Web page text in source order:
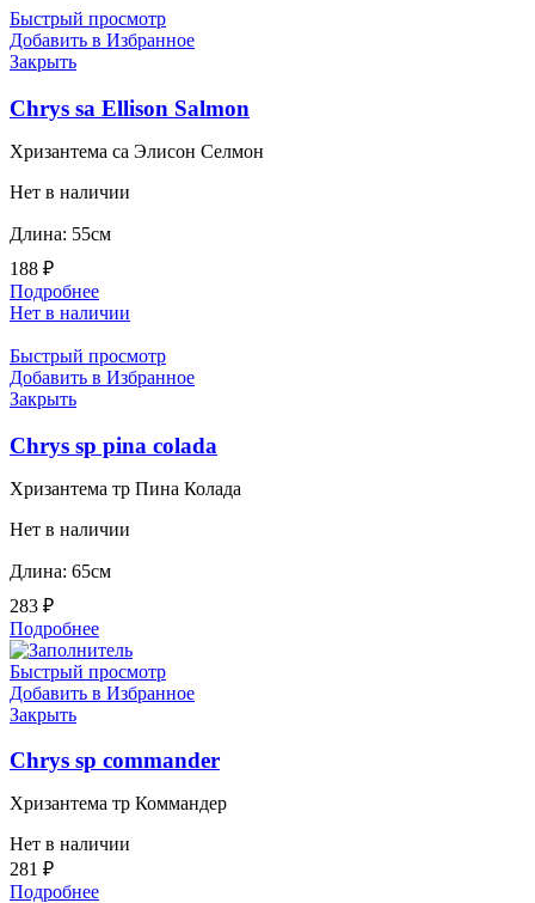
Быстрый просмотр
Добавить в Избранное
Закрыть
Chrys sa Ellison Salmon
Хризантема са Элисон Селмон
Нет в наличии
Длина: 55см
188 ₽
Подробнее
Нет в наличии
Быстрый просмотр
Добавить в Избранное
Закрыть
Chrys sp pina colada
Хризантема тр Пина Колада
Нет в наличии
Длина: 65см
283 ₽
Подробнее
Быстрый просмотр
Добавить в Избранное
Закрыть
Chrys sp commander
Хризантема тр Коммандер
Нет в наличии
281 ₽
Подробнее